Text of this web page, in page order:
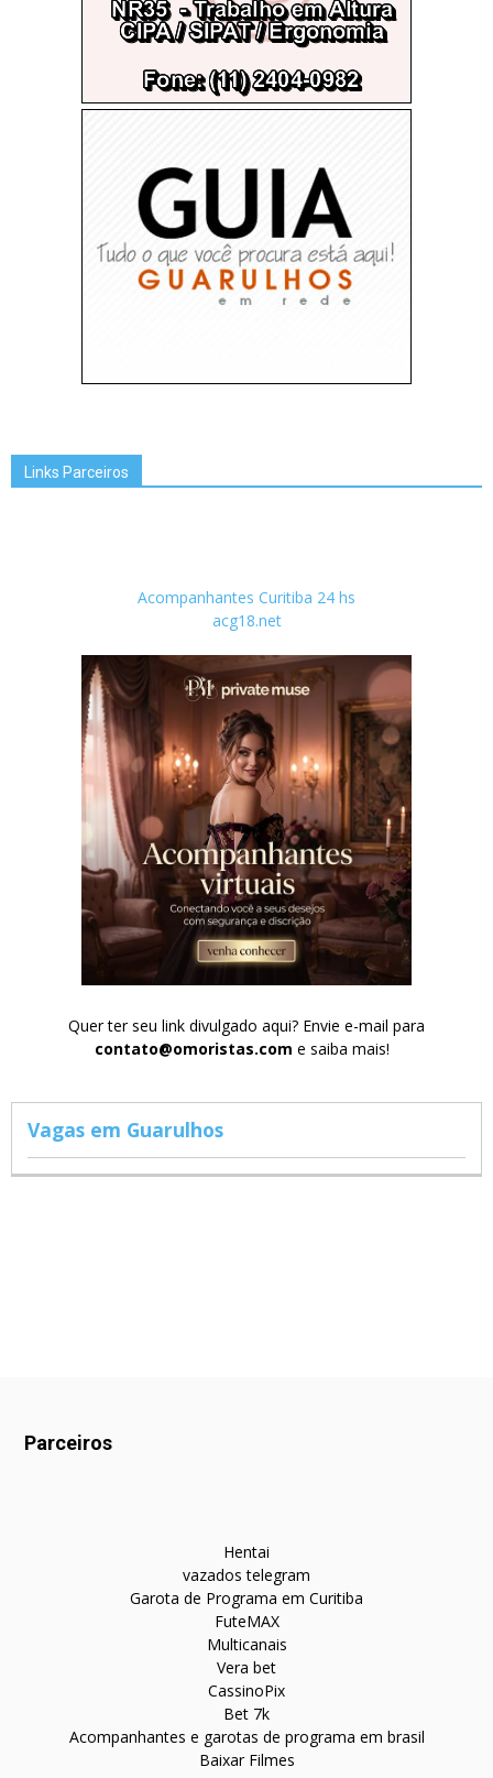
Links Parceiros
Acompanhantes Curitiba 24 hs
acg18.net
Quer ter seu link divulgado aqui? Envie e-mail para
contato@omoristas.com e saiba mais!
Vagas em Guarulhos
Parceiros
Hentai
vazados telegram
Garota de Programa em Curitiba
FuteMAX
Multicanais
Vera bet
CassinoPix
Bet 7k
Acompanhantes e garotas de programa em brasil
Baixar Filmes